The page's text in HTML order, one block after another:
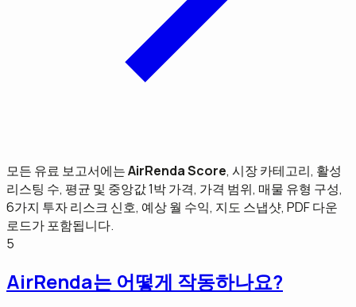
모든 유료 보고서에는AirRenda Score, 시장 카테고리, 활성
리스팅 수, 평균 및 중앙값 1박 가격, 가격 범위, 매물 유형 구성,
6가지 투자 리스크 신호, 예상 월 수익, 지도 스냅샷, PDF 다운
로드가 포함됩니다.
5
AirRenda는 어떻게 작동하나요?